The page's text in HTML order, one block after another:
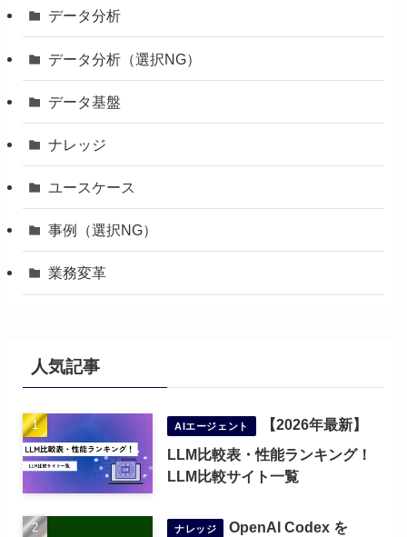
データ分析
データ分析（選択NG）
データ基盤
ナレッジ
ユースケース
事例（選択NG）
業務変革
人気記事
AIエージェント
【2026年最新】
LLM比較表・性能ランキング！
LLM比較サイト一覧
ナレッジ
OpenAI Codex を